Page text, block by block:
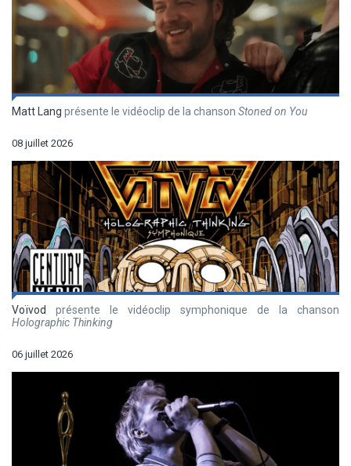
Matt Lang présente le vidéoclip de la chanson Stoned on You
08 juillet 2026
Voïvod
présente le vidéoclip symphonique de la chanson
Holographic Thinking
06 juillet 2026